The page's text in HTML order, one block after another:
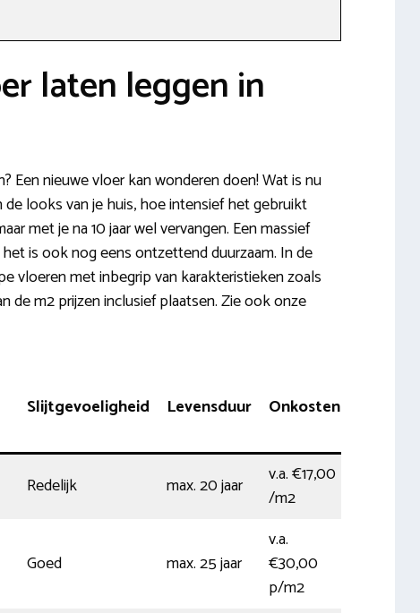
laten leggen in
Een nieuwe vloer kan wonderen doen! Wat is nu
looks van je huis, hoe intensief het gebruikt
met je na 10 jaar wel vervangen. Een massief
is ook nog eens ontzettend duurzaam. In de
vloeren met inbegrip van karakteristieken zoals
de m2 prijzen inclusief plaatsen. Zie ook onze
Slijtgevoeligheid Levensduur Onkosten
Redelijk max. 20 jaar
v.a. €17,00
/m2
Goed max. 25 jaar
v.a.
€30,00
p/m2